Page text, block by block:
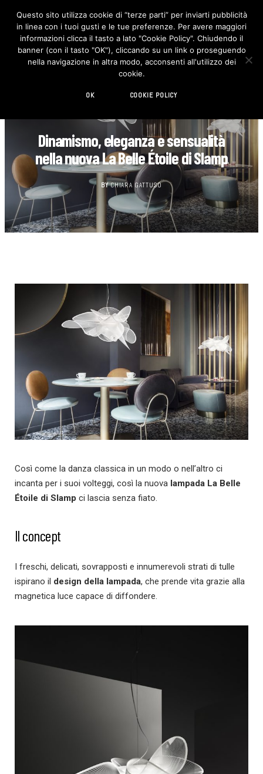
F
c
e
b
o
I
n
s
t
Dinamismo, eleganza e sensualità
nella nuova La Belle Étoile di Slamp
BY CHIARA GATTUSO
Così come la danza classica in un modo o nell’altro ci
incanta per i suoi volteggi, così la nuova lampada La Belle
Étoile di Slamp ci lascia senza fiato.
Il concept
I freschi, delicati, sovrapposti e innumerevoli strati di tulle
ispirano il design della lampada, che prende vita grazie alla
magnetica luce capace di diffondere.
Questo sito utilizza cookie di “terze parti” per inviarti pubblicità
in linea con i tuoi gusti e le tue preferenze. Per avere maggiori
informazioni clicca il tasto a lato "Cookie Policy". Chiudendo il
banner (con il tasto "OK"), cliccando su un link o proseguendo
nella navigazione in altra modo, acconsenti all'utilizzo dei
cookie.
OK COOKIE POLICY